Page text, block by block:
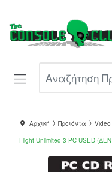
Αρχική Προϊόντα Video
Flight Unlimited 3 PC USED